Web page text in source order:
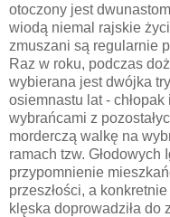
otoczony jest
wiodą niemal rajskie
zmuszani są regularnie
Raz w roku, podczas
wybierana jest dwójka
osiemnastu lat -
wybrańcami z
morderczą walkę na
ramach tzw. Głodowych
przypomnienie
przeszłości, a
klęska doprowadziła do